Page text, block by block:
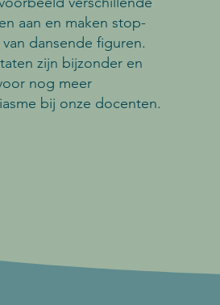
aan en maken stop-
dansende figuren.
zijn bijzonder en
nog meer
bij onze docenten.